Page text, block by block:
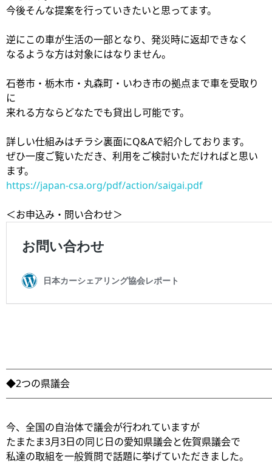
今後そんな提案を行っていきたいと思ってます。
逆にこの車が生活の一部となり、発災時に返却できなく
なるような方は対象にはなりません。
石巻市・栃木市・丸森町・いわき市の拠点まで車を受取り
に
来れる方ならどなたでも貸出し可能です。
詳しい仕組みはチラシ裏面にQ&Aで紹介しております。
ぜひ一度ご覧いただき、利用をご検討いただければと思い
ます。
https://japan-csa.org/pdf/action/saigai.pdf
＜お申込み・問い合わせ＞
◆2つの県議会
今、全国の自治体で議会が行われていますが
たまたま3月3日の同じ日の愛知県議会と佐賀県議会で
私達の取組を一般質問で話題に挙げていただきました。